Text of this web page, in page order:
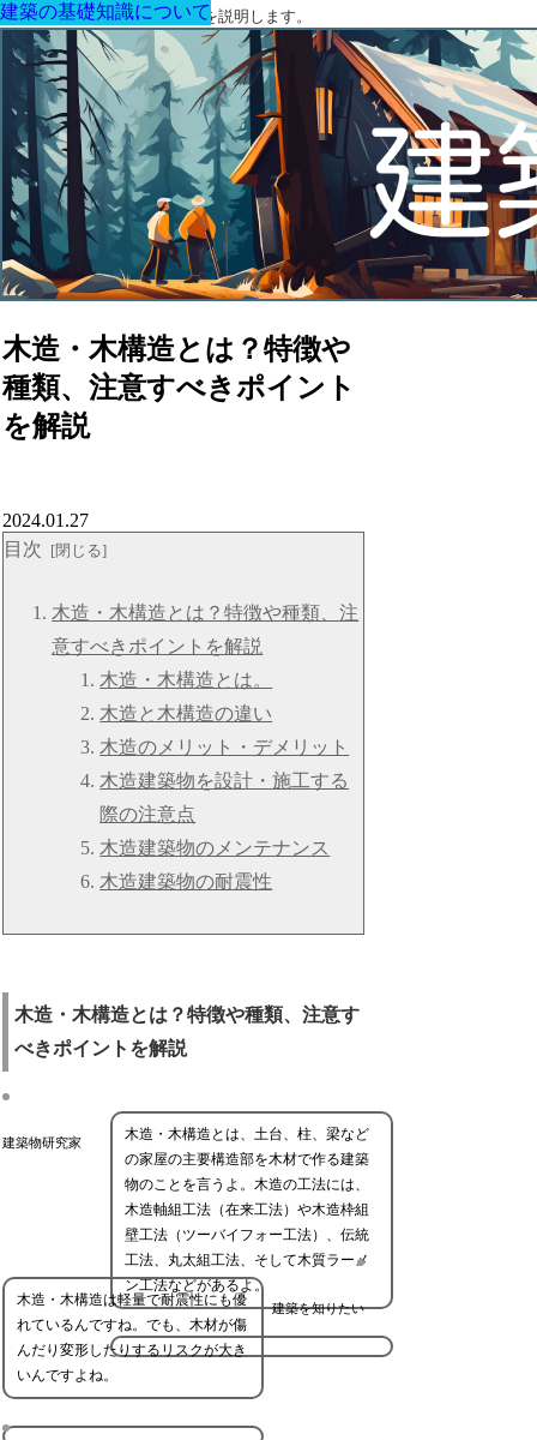
建築に関する用語と関連法令を説明します。
木造・木構造とは？特徴や
種類、注意すべきポイント
を解説
建築の基礎知識について
2024.01.27
目次
木造・木構造とは？特徴や種類、注
意すべきポイントを解説
木造・木構造とは。
木造と木構造の違い
木造のメリット・デメリット
木造建築物を設計・施工する
際の注意点
木造建築物のメンテナンス
木造建築物の耐震性
木造・木構造とは？特徴や種類、注意す
べきポイントを解説
建築物研究家
木造・木構造とは、土台、柱、梁など
の家屋の主要構造部を木材で作る建築
物のことを言うよ。木造の工法には、
木造軸組工法（在来工法）や木造枠組
壁工法（ツーバイフォー工法）、伝統
工法、丸太組工法、そして木質ラーメ
ン工法などがあるよ。
建築を知りたい
木造・木構造は軽量で耐震性にも優
れているんですね。でも、木材が傷
んだり変形したりするリスクが大き
いんですよね。
建築の基礎知識について
建築の基礎知識について
建築の基礎知識について
建築の基礎知識について
建築の基礎知識について
建築の基礎知識について